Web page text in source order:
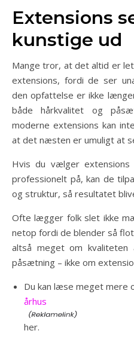
Extensions
kunstige ud
Mange tror, at det altid er
extensions, fordi de ser
den opfattelse er ikke
både hårkvalitet og
moderne extensions kan
at det næsten er umuligt at
Hvis du vælger
professionelt på, kan de
og struktur, så resultatet
Ofte lægger folk slet ikke
netop fordi de blender så
altså meget om
påsætning – ikke om
Du kan læse meget mere
århus
her.